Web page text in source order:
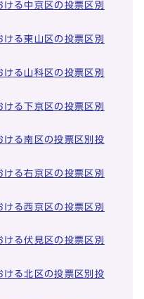
る中京区の投票区別
る東山区の投票区別
る山科区の投票区別
る下京区の投票区別
ける南区の投票区別投
る右京区の投票区別
る西京区の投票区別
る伏見区の投票区別
ける北区の投票区別投